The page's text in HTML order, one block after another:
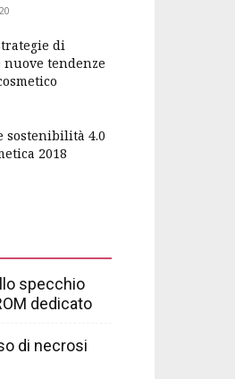
di
tendenze
sostenibilità 4.0
2018
specchio
dedicato
di necrosi